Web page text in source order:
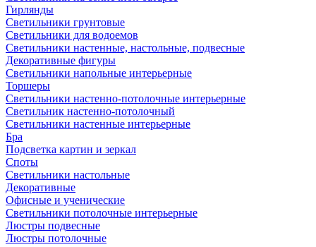
Гирлянды
Светильники грунтовые
Светильники для водоемов
Светильники настенные, настольные, подвесные
Декоративные фигуры
Светильники напольные интерьерные
Торшеры
Светильники настенно-потолочные интерьерные
Светильник настенно-потолочный
Светильники настенные интерьерные
Бра
Подсветка картин и зеркал
Споты
Светильники настольные
Декоративные
Офисные и ученические
Светильники потолочные интерьерные
Люстры подвесные
Люстры потолочные